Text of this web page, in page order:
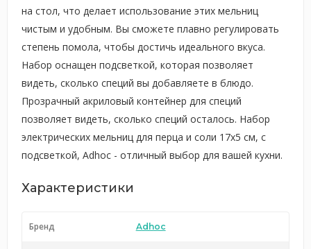
на стол, что делает использование этих мельниц
чистым и удобным. Вы сможете плавно регулировать
степень помола, чтобы достичь идеального вкуса.
Набор оснащен подсветкой, которая позволяет
видеть, сколько специй вы добавляете в блюдо.
Прозрачный акриловый контейнер для специй
позволяет видеть, сколько специй осталось. Набор
электрических мельниц для перца и соли 17x5 см, с
подсветкой, Adhoc - отличный выбор для вашей кухни.
Характеристики
Бренд Adhoc